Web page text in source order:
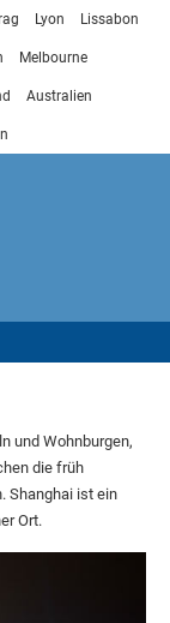
Lyon Lissabon
Melbourne
Australien
und Wohnburgen,
die früh
Shanghai ist ein
Ort.